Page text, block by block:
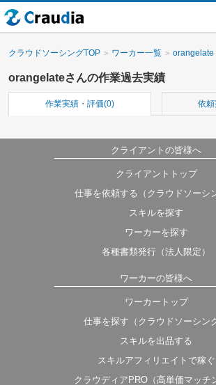
クラウドソーシングTOP ワーカー一覧 orangelate
orangelateさんの作業過去実績
作業実績・評価(0) 依
クライアントの皆様へ
クライアントトップ
仕事を依頼する（クラウドソーシ
スキルを探す
ワーカーを探す
各種書類発行（法人限定）
ワーカーの皆様へ
ワーカートップ
仕事を探す（クラウドソーシン
スキルを出品する
スキルアフィリエイトで稼ぐ
クラウディアPRO（高単価マッチ